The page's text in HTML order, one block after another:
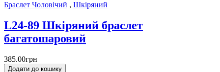
Браслет Чоловічий , Шкіряний
L24-89 Шкіряний браслет
багатошаровий
385.00грн
Додати до кошику